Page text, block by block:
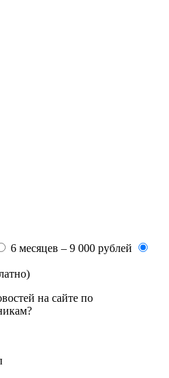
6 месяцев – 9 000 рублей
на сайте по